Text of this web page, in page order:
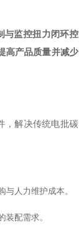
与监控扭力闭环控
高产品质量并减少
，解决传统电批碳
与人力维护成本。
装配需求。